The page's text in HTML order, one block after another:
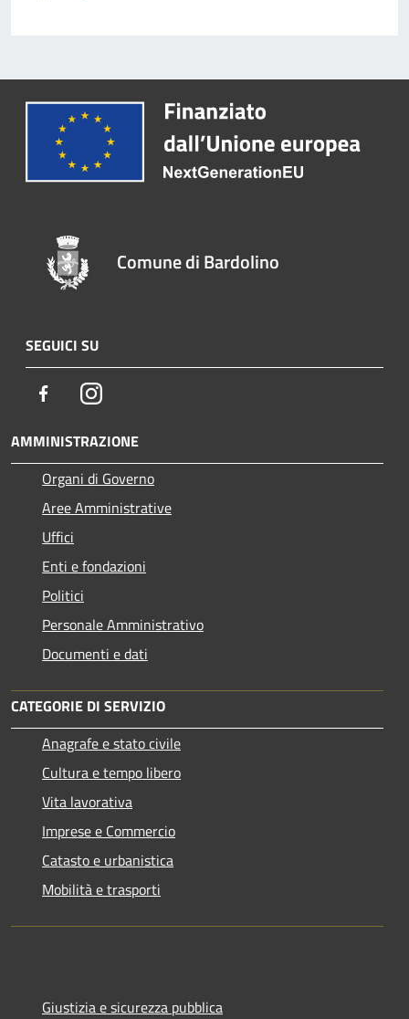
Comune di Bardolino
SEGUICI SU
FacebookInstagram
AMMINISTRAZIONE
Organi di Governo
Aree Amministrative
Uffici
Enti e fondazioni
Politici
Personale Amministrativo
Documenti e dati
CATEGORIE DI SERVIZIO
Anagrafe e stato civile
Cultura e tempo libero
Vita lavorativa
Imprese e Commercio
Catasto e urbanistica
Mobilità e trasporti
Giustizia e sicurezza pubblica